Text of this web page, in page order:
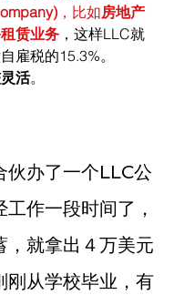
，比如房地产
赁业务 ，这样LLC就
雇税的15.3%。
活。
伙办了一个LLC公
作一段时间了，
，就拿出４万美元
刚从学校毕业，有